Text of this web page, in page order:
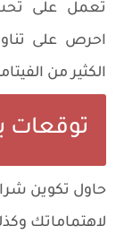
تعمل على
احرص على
الكثير من
توقعات
حاول تكوين
لاهتماماتك